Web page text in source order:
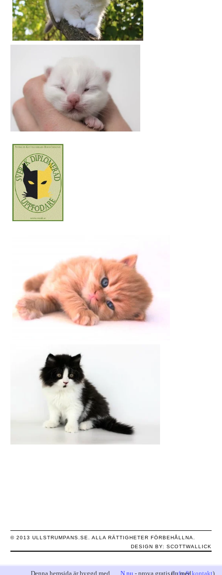
© 2013 ULLSTRUMPANS.SE. ALLA RÄTTIGHETER FÖRBEHÅLLNA.
DESIGN BY: SCOTTWALLICK
Denna hemsida är byggd med N.nu - prova gratis du med.
(info & kontakt)